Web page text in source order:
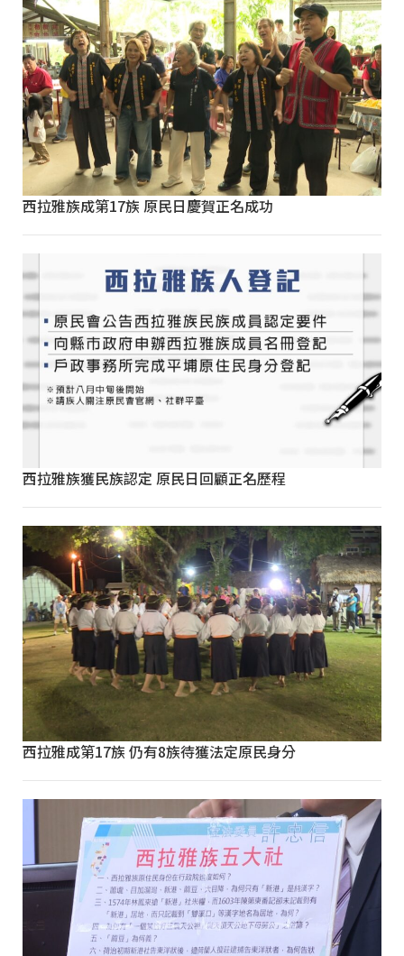
西拉雅族成第17族 原民日慶賀正名成功
西拉雅族獲民族認定 原民日回顧正名歷程
西拉雅成第17族 仍有8族待獲法定原民身分